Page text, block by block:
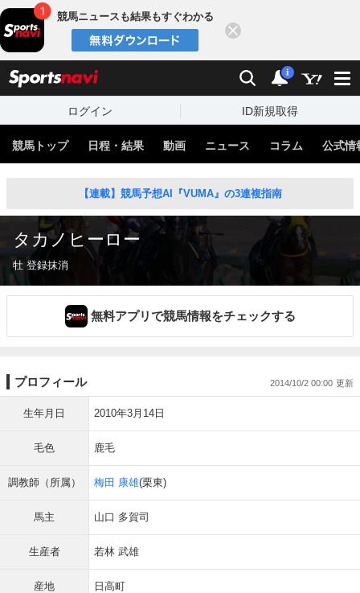
競馬ニュースも結果もすぐわかる
検索 通知
i
ログイン ID新規取得
競馬トップ 日程・結果 動画 ニュース コラム 公式情
【連載】競馬予想AI『VUMA』の3連複指南
タカノヒーロー
牡 登録抹消
無料アプリで競馬情報をチェックする
プロフィール 2014/10/2 00:00
生年月日 2010年3月14日
毛色 鹿毛
調教師（所属） 梅田 康雄(栗東)
馬主 山口 多賀司
生産者 若林 武雄
産地 日高町